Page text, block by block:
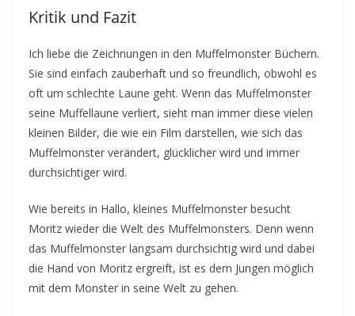
Kritik und Fazit
Ich liebe die Zeichnungen in den Muffelmonster Büchern.
Sie sind einfach zauberhaft und so freundlich, obwohl es
oft um schlechte Laune geht. Wenn das Muffelmonster
seine Muffellaune verliert, sieht man immer diese vielen
kleinen Bilder, die wie ein Film darstellen, wie sich das
Muffelmonster verändert, glücklicher wird und immer
durchsichtiger wird.
Wie bereits in Hallo, kleines Muffelmonster besucht
Moritz wieder die Welt des Muffelmonsters. Denn wenn
das Muffelmonster langsam durchsichtig wird und dabei
die Hand von Moritz ergreift, ist es dem Jungen möglich
mit dem Monster in seine Welt zu gehen.